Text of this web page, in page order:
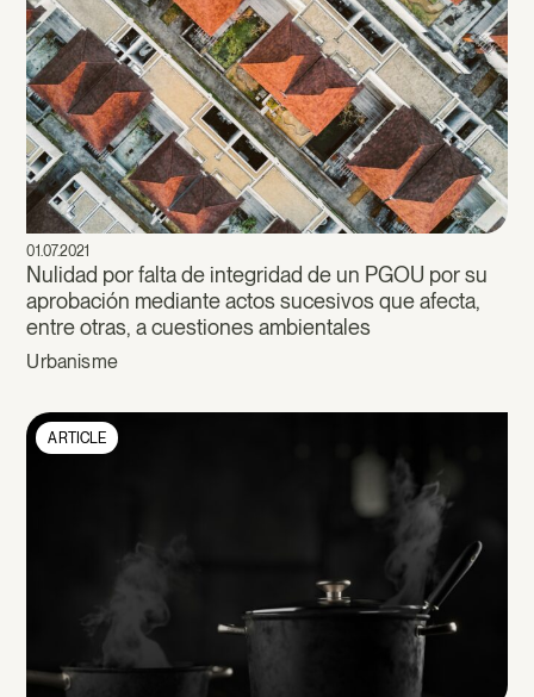
01.07.2021
Nulidad por falta de integridad de un PGOU por su
aprobación mediante actos sucesivos que afecta,
entre otras, a cuestiones ambientales
Urbanisme
ARTICLE